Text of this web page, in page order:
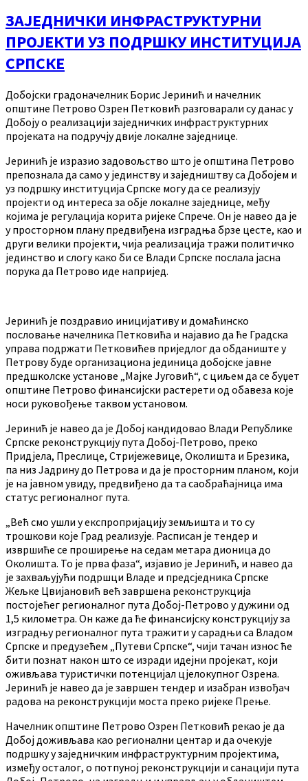
ЗАЈЕДНИЧКИ ИНФРАСТРУКТУРНИ
ПРОЈЕКТИ УЗ ПОДРШКУ ИНСТИТУЦИЈА
СРПСКЕ
Добојски градоначелник Борис Јеринић и начелник
општине Петрово Озрен Петковић разговарали су данас у
Добоју о реализацији заједничких инфраструктурних
пројеката на подручју двије локалне заједнице.
Јеринић је изразио задовољство што је општина Петрово
препознала да само у јединству и заједништву са Добојем и
уз подршку институција Српске могу да се реализују
пројекти од интереса за обје локалне заједнице, међу
којима је регулација корита ријеке Спрече. Он је навео да је
у просторном плану предвиђена изградња брзе цесте, као и
други велики пројекти, чија реализација тражи политичко
јединство и слогу како би се Влади Српске послала јасна
порука да Петрово иде напријед.
Јеринић је поздравио иницијативу и домаћинско
пословање начелника Петковића и најавио да ће Градска
управа подржати Петковићев приједлог да обданиште у
Петрову буде организациона јединица добојске јавне
предшколске установе „Мајке Југовић“, с циљем да се буџет
општине Петрово финансијски растерети од обавеза које
носи руковођење таквом установом.
Јеринић је навео да је Добој кандидовао Влади Републике
Српске реконструкцију пута Добој-Петрово, преко
Придјела, Преслице, Стријежевице, Околишта и Брезика,
па низ Јадрину до Петрова и да је просторним планом, који
је на јавном увиду, предвиђено да та саобраћајница има
статус регионалног пута.
„Већ смо ушли у експропријацију земљишта и то су
трошкови које Град реализује. Расписан је тендер и
извршиће се проширење на седам метара дионица до
Околишта. То је прва фаза“, изјавио је Јеринић, и навео да
је захваљујући подршци Владе и предсједника Српске
Жељке Цвијановић већ завршена реконструкција
постојећег регионалног пута Добој-Петрово у дужини од
1,5 километра. Он каже да ће финансијску конструкцију за
изградњу регионалног пута тражити у сарадњи са Владом
Српске и предузећем „Путеви Српске“, чији тачан износ ће
бити познат након што се изради идејни пројекат, који
оживљава туристички потенцијал цјелокупног Озрена.
Јеринић је навео да је завршен тендер и изабран извођач
радова на реконструкцији моста преко ријеке Прење.
Начелник општине Петрово Озрен Петковић рекао је да
Добој доживљава као регионални центар и да очекује
подршку у заједничким инфраструктурним пројектима,
између осталог, о потпуној реконструкцији и санацији пута